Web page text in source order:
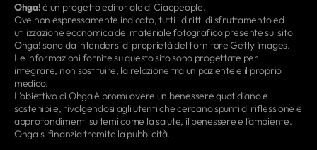
Ohga!è un progetto editoriale di Ciaopeople.
Ove non espressamente indicato, tutti i diritti di sfruttamento ed
utilizzazione economica del materiale fotografico presente sul sito
Ohga! sono da intendersi di proprietà del fornitore Getty Images.
Le informazioni fornite su questo sito sono progettate per
integrare, non sostituire, la relazione tra un paziente e il proprio
medico.
L’obiettivo di Ohga è promuovere un benessere quotidiano e
sostenibile, rivolgendosi agli utenti che cercano spunti di riflessione e
approfondimenti su temi come la salute, il benessere e l’ambiente.
Ohga si finanzia tramite la pubblicità.